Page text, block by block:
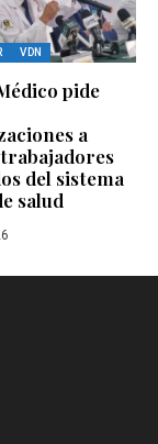
VDN
pide
a
del sistema
salud